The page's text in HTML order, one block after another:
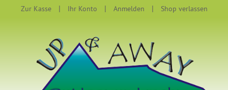
Zur Kasse Ihr Konto Anmelden Shop verlassen